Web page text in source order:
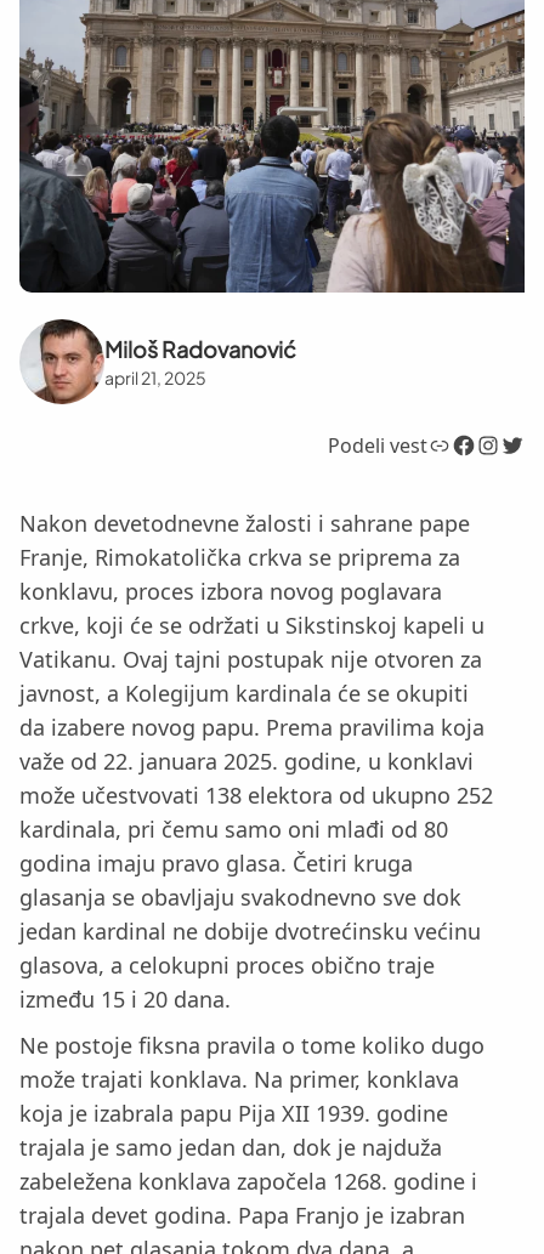
Miloš Radovanović
april 21, 2025
Podeli vestLink Facebook InstagramTwitter
Nakon devetodnevne žalosti i sahrane pape
Franje, Rimokatolička crkva se priprema za
konklavu, proces izbora novog poglavara
crkve, koji će se održati u Sikstinskoj kapeli u
Vatikanu. Ovaj tajni postupak nije otvoren za
javnost, a Kolegijum kardinala će se okupiti
da izabere novog papu. Prema pravilima koja
važe od 22. januara 2025. godine, u konklavi
može učestvovati 138 elektora od ukupno 252
kardinala, pri čemu samo oni mlađi od 80
godina imaju pravo glasa. Četiri kruga
glasanja se obavljaju svakodnevno sve dok
jedan kardinal ne dobije dvotrećinsku većinu
glasova, a celokupni proces obično traje
između 15 i 20 dana.
Ne postoje fiksna pravila o tome koliko dugo
može trajati konklava. Na primer, konklava
koja je izabrala papu Pija XII 1939. godine
trajala je samo jedan dan, dok je najduža
zabeležena konklava započela 1268. godine i
trajala devet godina. Papa Franjo je izabran